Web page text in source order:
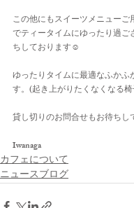
この他にもスイーツメニュー
でティータイムにゆったり過
ちしております☺
ゆったりタイムに最適なふか
す。(起き上がりたくなくなる
貸し切りのお問合せもお待ちし
Iwanaga
カフェについて
ニュースブログ